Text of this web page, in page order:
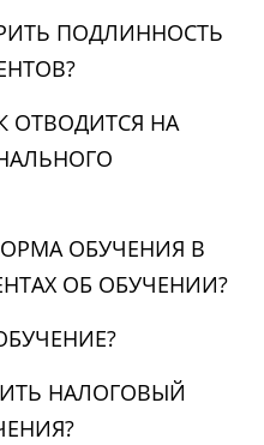
ПОДЛИННОСТЬ
ОТВОДИТСЯ НА
ОБУЧЕНИЯ В
ОБ ОБУЧЕНИИ?
НАЛОГОВЫЙ